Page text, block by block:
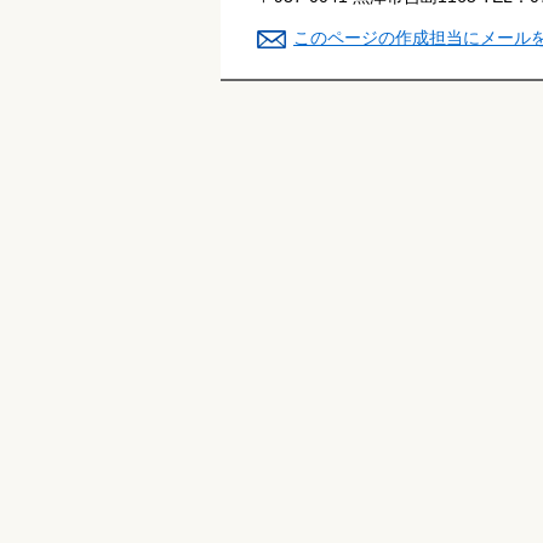
このページの作成担当にメール